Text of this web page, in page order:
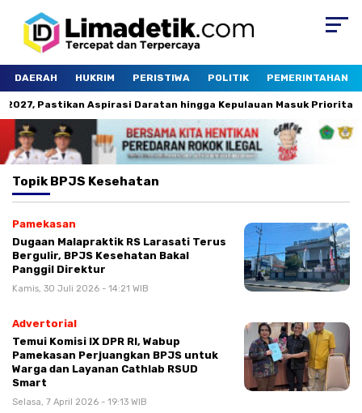
DAERAH HUKRIM PERISTIWA POLITIK PEMERINTAHAN
2027, Pastikan Aspirasi Daratan hingga Kepulauan Masuk Prioritas
Topik BPJS Kesehatan
Pamekasan
Dugaan Malapraktik RS Larasati Terus
Bergulir, BPJS Kesehatan Bakal
Panggil Direktur
Kamis, 30 Juli 2026 - 14:21 WIB
Advertorial
Temui Komisi IX DPR RI, Wabup
Pamekasan Perjuangkan BPJS untuk
Warga dan Layanan Cathlab RSUD
Smart
Selasa, 7 April 2026 - 19:13 WIB